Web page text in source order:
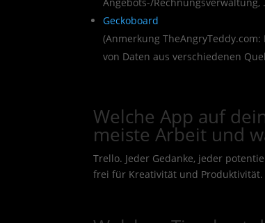
Geckoboard
(Anmerkung
von Daten aus verschiedenen
Welche App auf
meiste Arbeit und
Trello. Jeder Gedanke, jeder
frei für Kreativität und Produktivität.